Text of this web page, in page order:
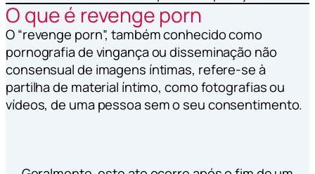
O que é revenge porn
O “revenge porn”, também conhecido como
pornografia de vingança ou disseminação não
consensual de imagens íntimas, refere-se à
partilha de material íntimo, como fotografias ou
vídeos, de uma pessoa sem o seu consentimento.